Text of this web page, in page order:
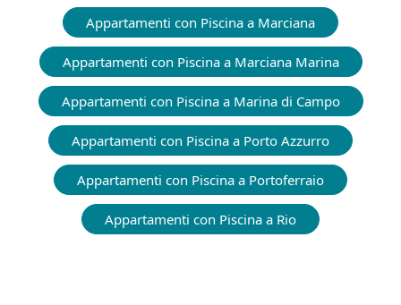
Appartamenti con Piscina a Marciana
Appartamenti con Piscina a Marciana Marina
Appartamenti con Piscina a Marina di Campo
Appartamenti con Piscina a Porto Azzurro
Appartamenti con Piscina a Portoferraio
Appartamenti con Piscina a Rio